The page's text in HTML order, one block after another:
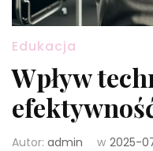
Edukacja
Wpływ
Autor: admin w 2025-